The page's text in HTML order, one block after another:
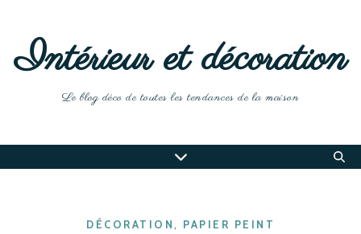
Intérieur et décoration
Le blog déco de toutes les tendances de la maison
DÉCORATION, PAPIER PEINT